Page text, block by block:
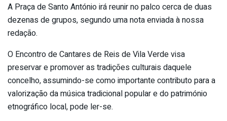
A Praça de Santo António irá reunir no palco cerca de duas
dezenas de grupos, segundo uma nota enviada à nossa
redação.
O Encontro de Cantares de Reis de Vila Verde visa
preservar e promover as tradições culturais daquele
concelho, assumindo-se como importante contributo para a
valorização da música tradicional popular e do património
etnográfico local, pode ler-se.